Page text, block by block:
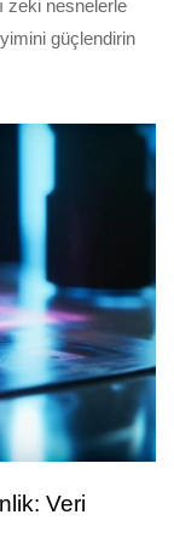
zeki nesnelerle
güçlendirin
Veri